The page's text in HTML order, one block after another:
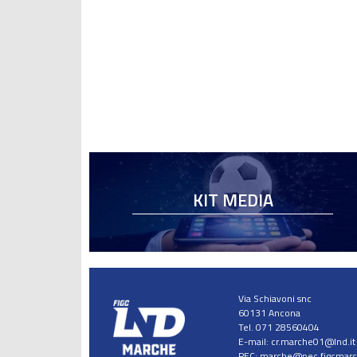
KIT MEDIA
Via Schiavoni snc
60131 Ancona
Tel. 071 28560404
E-mail: cr.marche01@lnd.it